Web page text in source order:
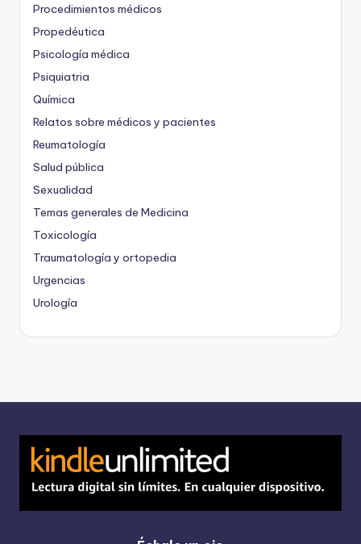
Procedimientos médicos
Propedéutica
Psicología médica
Psiquiatria
Química
Relatos sobre médicos y pacientes
Reumatología
Salud pública
Sexualidad
Temas generales de Medicina
Toxicología
Traumatología y ortopedia
Urgencias
Urología